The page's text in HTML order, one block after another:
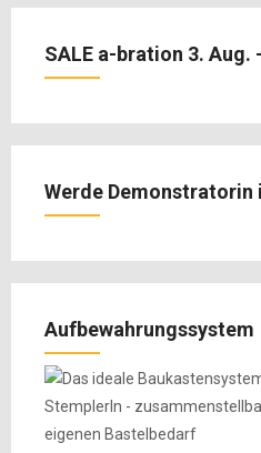
SALE a-bration 3. Aug.
Werde Demonstratorin
Aufbewahrungssystem